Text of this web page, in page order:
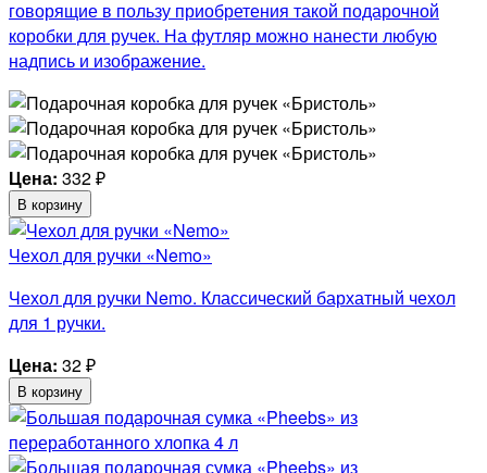
говорящие в пользу приобретения такой подарочной
коробки для ручек. На футляр можно нанести любую
надпись и изображение.
Цена: 332₽
В корзину
Чехол для ручки «Nemo»
Чехол для ручки Nemo. Классический бархатный чехол
для 1 ручки.
Цена: 32₽
В корзину